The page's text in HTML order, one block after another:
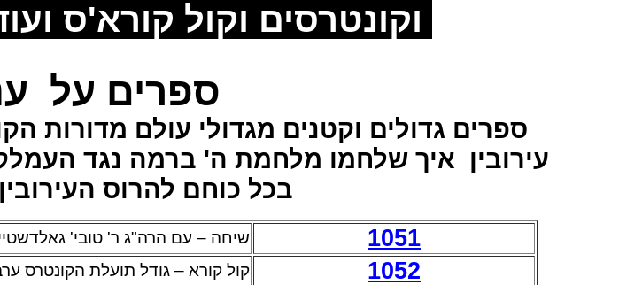
וקונטרסים וקול קורא'ס
ספרים על
ספרים גדולים וקטנים מגדולי עולם מדורות
עירובין איך שלחמו מלחמת ה' ברמה נגד
בכל כוחם להרוס
שיחה – עם הרה"ג ר' טובי' 1051
קול קורא – גודל תועלת הקונטרס 1052